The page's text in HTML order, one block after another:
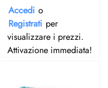
Accedi o
Registrati per
visualizzare i prezzi.
Attivazione immediata!